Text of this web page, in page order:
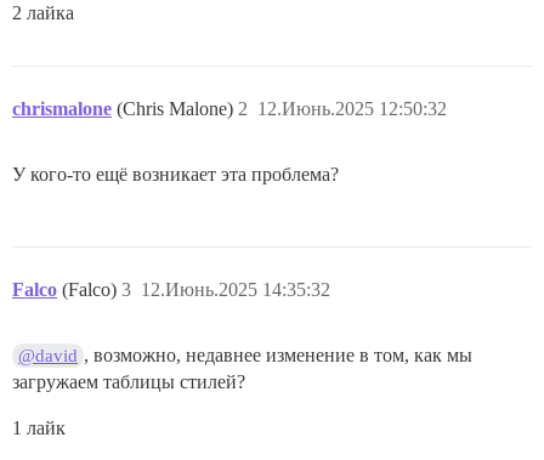
2 лайка
chrismalone (Chris Malone) 12.Июнь.2025 12:50:32
2
У кого-то ещё возникает эта проблема?
Falco (Falco) 12.Июнь.2025 14:35:32
3
@david , возможно, недавнее изменение в том, как мы
загружаем таблицы стилей?
1 лайк